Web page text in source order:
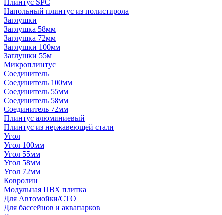
Плинтус SPC
Напольный плинтус из полистирола
Заглушки
Заглушка 58мм
Заглушка 72мм
Заглушки 100мм
Заглушки 55м
Микроплинтус
Соединитель
Соединитель 100мм
Соединитель 55мм
Соединитель 58мм
Соединитель 72мм
Плинтус алюминиевый
Плинтус из нержавеющей стали
Угол
Угол 100мм
Угол 55мм
Угол 58мм
Угол 72мм
Ковролин
Модульная ПВХ плитка
Для Автомойки/СТО
Для бассейнов и аквапарков